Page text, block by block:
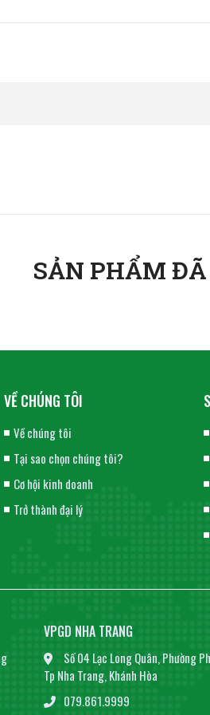
SẢN PHẨM
VỀ CHÚNG TÔI
Về chúng tôi
Tại sao chọn chúng tôi?
Cơ hội kinh doanh
Trở thành đại lý
VPGD NHA TRANG
Số 04 Lạc Long Quân, Phường
Tp Nha Trang, Khánh Hòa
079.861.9999